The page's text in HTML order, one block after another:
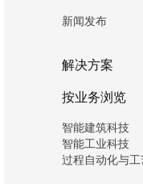
新闻发布
解决方案
按业务浏览
智能建筑科技
智能工业科技
过程自动化与